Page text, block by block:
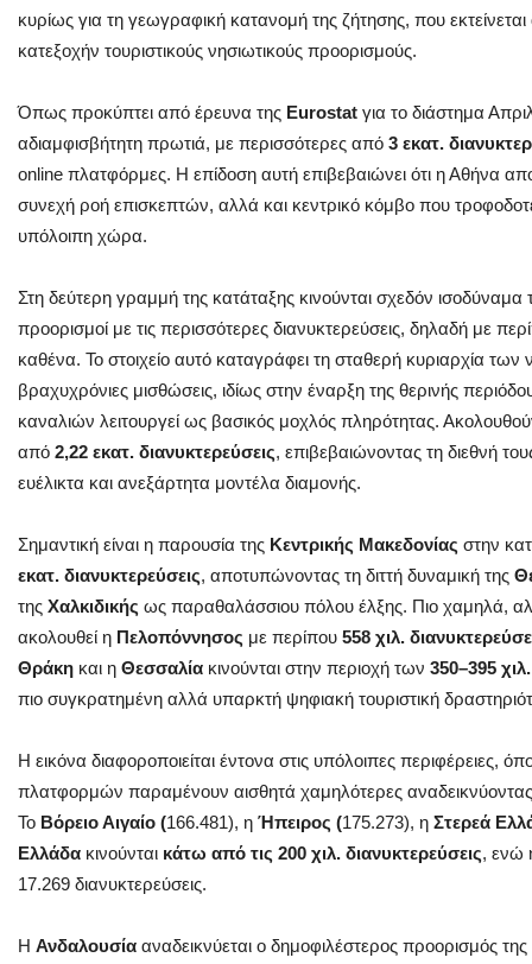
κυρίως για τη γεωγραφική κατανομή της ζήτησης, που
κατεξοχήν τουριστικούς νησιωτικούς προορισμούς.
Όπως προκύπτει από έρευνα της Eurostat για το διάστημα
αδιαμφισβήτητη πρωτιά, με περισσότερες από 3 εκατ.
online πλατφόρμες. Η επίδοση αυτή επιβεβαιώνει ότι η Αθήνα
συνεχή ροή επισκεπτών, αλλά και κεντρικό κόμβο που
υπόλοιπη χώρα.
Στη δεύτερη γραμμή της κατάταξης κινούνται σχεδόν ισοδύναμα
προορισμοί με τις περισσότερες διανυκτερεύσεις, δηλαδή με
καθένα. Το στοιχείο αυτό καταγράφει τη σταθερή κυριαρχία
βραχυχρόνιες μισθώσεις, ιδίως στην έναρξη της θερινής
καναλιών λειτουργεί ως βασικός μοχλός πληρότητας.
από 2,22 εκατ. διανυκτερεύσεις, επιβεβαιώνοντας τη διεθνή
ευέλικτα και ανεξάρτητα μοντέλα διαμονής.
Σημαντική είναι η παρουσία της Κεντρικής Μακεδονίας στην
εκατ. διανυκτερεύσεις, αποτυπώνοντας τη διττή δυναμική της
της Χαλκιδικής ως παραθαλάσσιου πόλου έλξης. Πιο χαμηλά,
ακολουθεί η Πελοπόννησος με περίπου 558 χιλ.
Θράκη και η Θεσσαλία κινούνται στην περιοχή των 350–395
πιο συγκρατημένη αλλά υπαρκτή ψηφιακή τουριστική
Η εικόνα διαφοροποιείται έντονα στις υπόλοιπες περιφέρειες,
πλατφορμών παραμένουν αισθητά χαμηλότερες
Το Βόρειο Αιγαίο (166.481), η Ήπειρος (175.273), η Στερεά
Ελλάδα κινούνται κάτω από τις 200 χιλ. διανυκτερεύσεις, ενώ
17.269 διανυκτερεύσεις.
Η Ανδαλουσία αναδεικνύεται ο δημοφιλέστερος προορισμός